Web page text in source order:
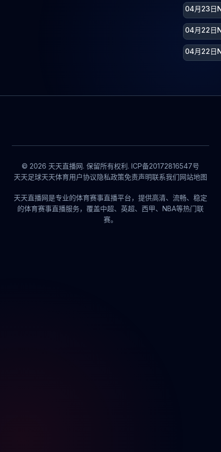
04月23日
04月22日
04月22日
© 2026 天天直播网. 保留所有权利. ICP备20172816547号
天天足球天天体育用户协议隐私政策免责声明联系我们网站地图
天天直播网是专业的体育赛事直播平台，提供高清、流畅、稳定
的体育赛事直播服务，覆盖中超、英超、西甲、NBA等热门联
赛。